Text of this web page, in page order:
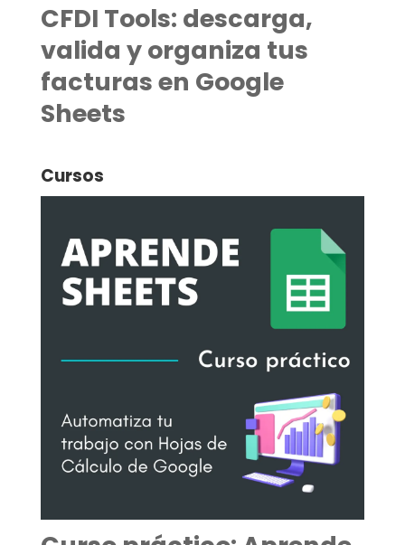
CFDI Tools: descarga,
valida y organiza tus
facturas en Google
Sheets
Cursos